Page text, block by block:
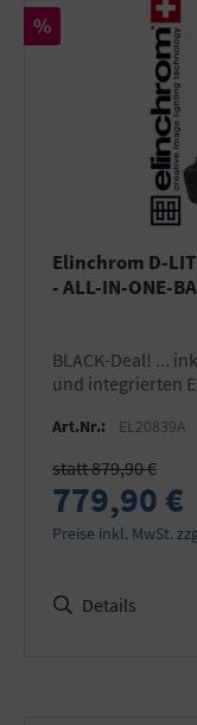
Rabatt
%
Elinchrom D-
- ALL-IN-ONE-
BLACK-Deal! ... inkl. Stativset, Skyport PLUS Sender
und integrierten
Art.Nr.: EL20839A
statt 879,90 €
779,90 €
Preise inkl. MwSt.
Details